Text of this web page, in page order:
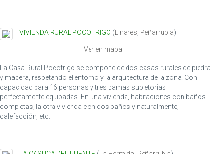
VIVIENDA RURAL POCOTRIGO ( Linares Peñarrubia)
Ver en mapa
La Casa Rural Pocotrigo se compone de dos casas rurales de piedra
y madera, respetando el entorno y la arquitectura de la zona. Con
capacidad para 16 personas y tres camas supletorias
perfectamente equipadas. En una vivienda, habitaciones con baños
completas, la otra vivienda con dos baños y naturalmente,
calefacción, etc.